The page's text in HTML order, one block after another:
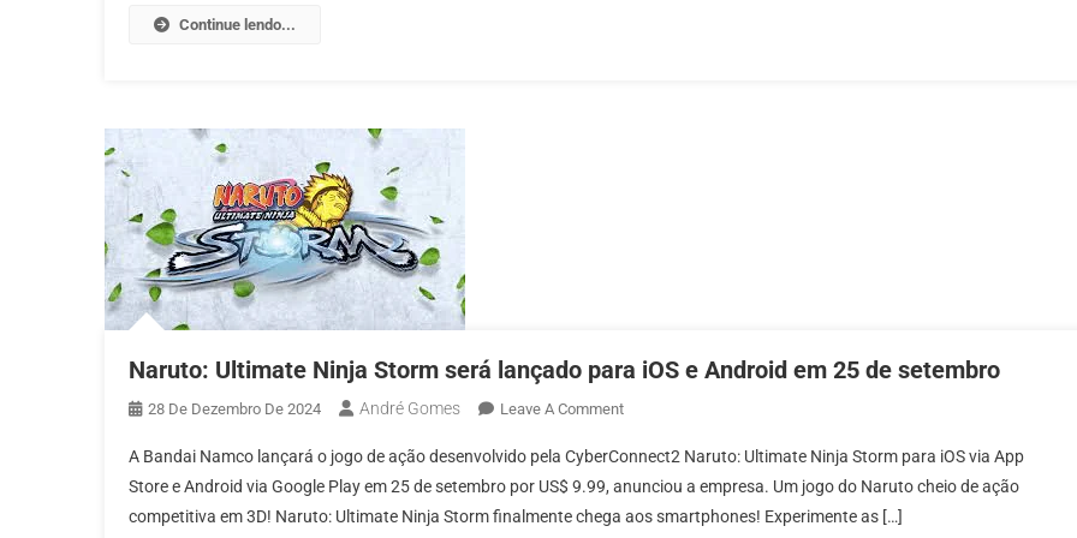
Continue lendo...
Naruto: Ultimate Ninja Storm será lançado para iOS e Android em 25 de setembro
28 De Dezembro De 2024 André Gomes Leave A CommentOn
Ultimate
Ninja
Storm
A Bandai Namco lançará o jogo de ação desenvolvido pela CyberConnect2 Naruto: Ultimate Ninja Storm para iOS via App
Store e Android via Google Play em 25 de setembro por US$ 9.99, anunciou a empresa. Um jogo do Naruto cheio de ação
competitiva em 3D! Naruto: Ultimate Ninja Storm finalmente chega aos smartphones! Experimente as […]